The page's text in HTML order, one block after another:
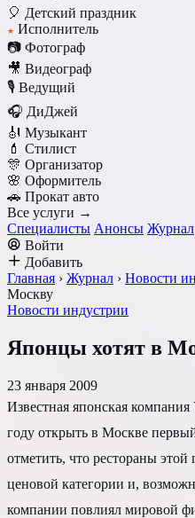
🎈 Детский праздник
★ Исполнитель
📷 Фотограф
🎥 Видеограф
🎙️ Ведущий
🎧 ДиДжей
🎻 Музыкант
💄 Стилист
🎊 Организатор
🌸 Оформитель
🚗 Прокат авто
Все услуги →
Специалисты Анонсы Журнал
Войти
Добавить
Главная › Журнал › Новости
Москву
Новости индустрии
Японцы хотят в
23 января 2009
Известная японская
году открыть в Москве
отметить, что рестораны этой
ценовой категории и,
компании повлиял мировой